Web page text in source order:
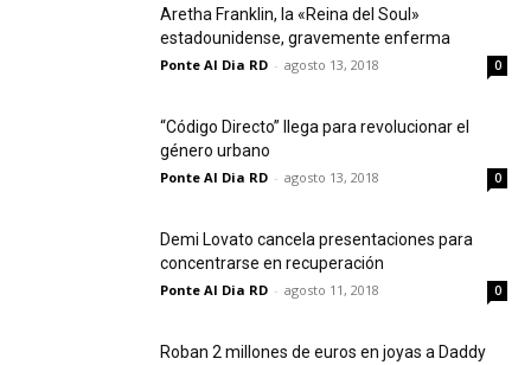
Aretha Franklin, la «Reina del Soul»
estadounidense, gravemente enferma
Ponte Al Dia RD - agosto 13, 2018 0
“Código Directo” llega para revolucionar el
género urbano
Ponte Al Dia RD - agosto 13, 2018 0
Demi Lovato cancela presentaciones para
concentrarse en recuperación
Ponte Al Dia RD - agosto 11, 2018 0
Roban 2 millones de euros en joyas a Daddy